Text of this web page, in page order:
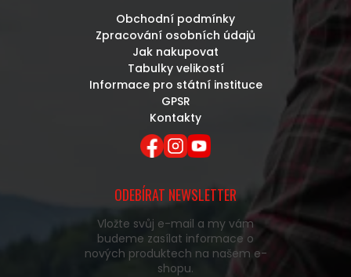
Obchodní podmínky
Zpracování osobních údajů
Jak nakupovat
Tabulky velikostí
Informace pro státní instituce
GPSR
Kontakty
ODEBÍRAT NEWSLETTER
Vložte svůj e-mail a my vám
budeme zasílat informace o
nových produktech na našem e-
shopu.